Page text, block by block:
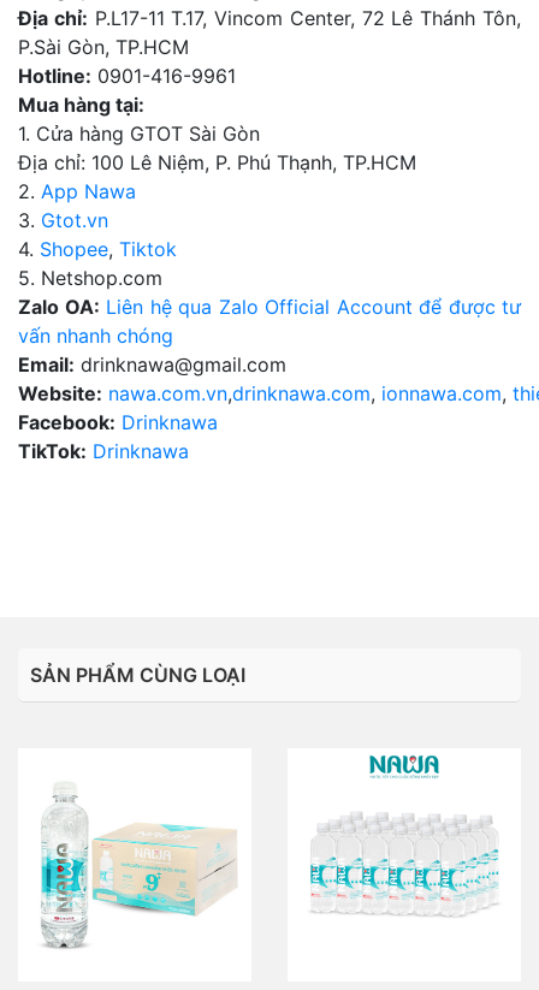
Địa chỉ: P.L17-11 T.17, Vincom Center, 72 Lê Thánh Tôn,
P.Sài Gòn, TP.HCM
Hotline: 0901-416-9961
Mua hàng tại:
1. Cửa hàng GTOT Sài Gòn
Địa chỉ: 100 Lê Niệm, P. Phú Thạnh, TP.HCM
2. App Nawa
3. Gtot.vn
4. Shopee, Tiktok
5. Netshop.com
Zalo OA: Liên hệ qua Zalo Official Account để được tư
vấn nhanh chóng
Email: drinknawa@gmail.com
Website: nawa.com.vn,drinknawa.com, ionnawa.com,
Facebook: Drinknawa
TikTok: Drinknawa
SẢN PHẨM CÙNG LOẠI